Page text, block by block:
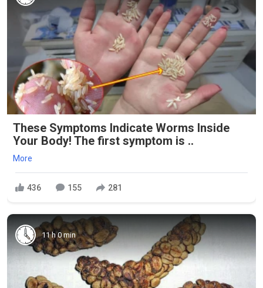
These Symptoms Indicate Worms Inside
Your Body! The first symptom is ..
More
436 155 281
11 h 0 min